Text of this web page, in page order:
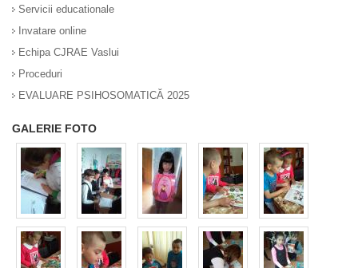
Servicii educationale
Invatare online
Echipa CJRAE Vaslui
Proceduri
EVALUARE PSIHOSOMATICĂ 2025
GALERIE FOTO